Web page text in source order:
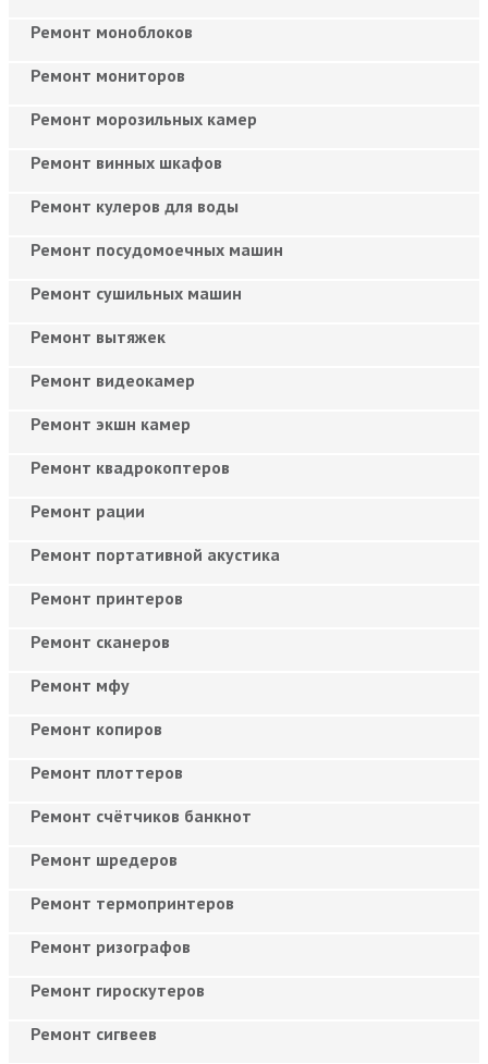
Ремонт моноблоков
Ремонт мониторов
Ремонт морозильных камер
Ремонт винных шкафов
Ремонт кулеров для воды
Ремонт посудомоечных машин
Ремонт сушильных машин
Ремонт вытяжек
Ремонт видеокамер
Ремонт экшн камер
Ремонт квадрокоптеров
Ремонт рации
Ремонт портативной акустика
Ремонт принтеров
Ремонт сканеров
Ремонт мфу
Ремонт копиров
Ремонт плоттеров
Ремонт счётчиков банкнот
Ремонт шредеров
Ремонт термопринтеров
Ремонт ризографов
Ремонт гироскутеров
Ремонт сигвеев